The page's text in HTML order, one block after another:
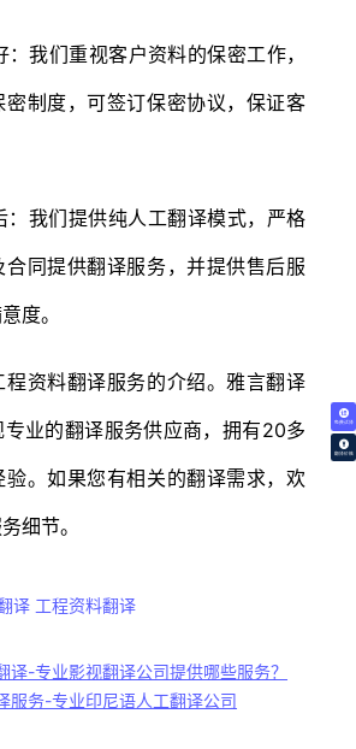
免费试译
翻译价格
们重视客户资料的保密工作，
密制度，可签订保密协议，保证客
我们提供纯人工翻译模式，严格
同提供翻译服务，并提供售后服
度。
资料翻译服务的介绍。雅言翻译
业的翻译服务供应商，拥有20多
。如果您有相关的翻译需求，欢
细节。
译 工程资料翻译
译-专业影视翻译公司提供哪些服务？
服务-专业印尼语人工翻译公司